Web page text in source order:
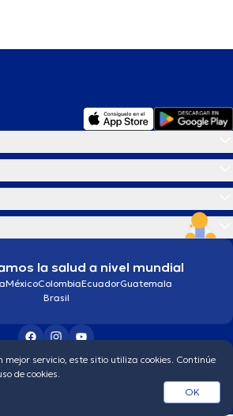
la salud a nivel mundial
MéxicoColombiaEcuadorGuatemala
Brasil
Política de protección de los datos personales
mejor servicio, este sitio utiliza cookies. Continúe
de cookies.
OK